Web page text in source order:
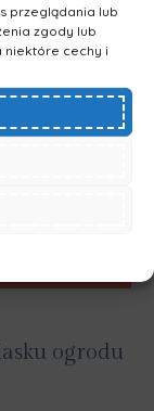
przeglądania lub
zgody lub
niektóre cechy i
ogrodu